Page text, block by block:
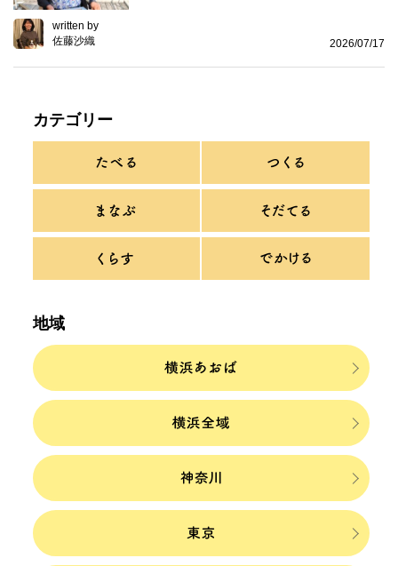
written by
佐藤沙織
2026/07/17
カテゴリー
地域